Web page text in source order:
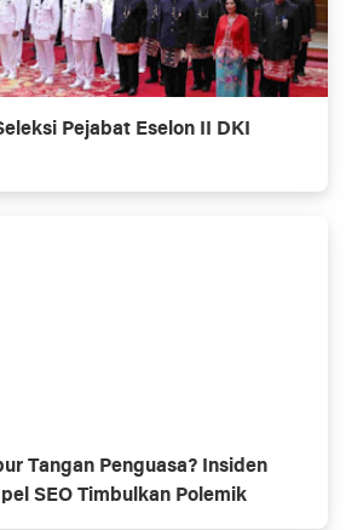
Pejabat Eselon II DKI
Tangan Penguasa? Insiden
SEO Timbulkan Polemik